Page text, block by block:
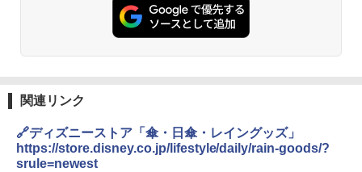
関連リンク
🔗ディズニーストア「傘・日傘・レイングッズ」
https://store.disney.co.jp/lifestyle/daily/rain-goods/?
srule=newest